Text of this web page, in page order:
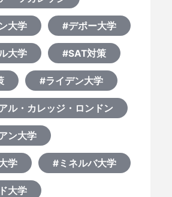
大学 #デポー大学
大学 #SAT対策
#ライデン大学
ル・カレッジ・ロンドン
ン大学
学 #ミネルバ大学
大学